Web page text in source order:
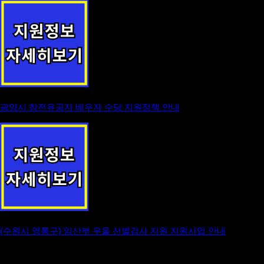
광양시 참전유공자 배우자 수당 지원정책 안내
(수원시 영통구) 임산부 우울 선별검사 지원 지원사업 안내